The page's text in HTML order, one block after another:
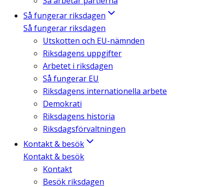
Så fungerar riksdagen
Så fungerar riksdagen
Utskotten och EU-nämnden
Riksdagens uppgifter
Arbetet i riksdagen
Så fungerar EU
Riksdagens internationella arbete
Demokrati
Riksdagens historia
Riksdagsförvaltningen
Kontakt & besök
Kontakt & besök
Kontakt
Besök riksdagen